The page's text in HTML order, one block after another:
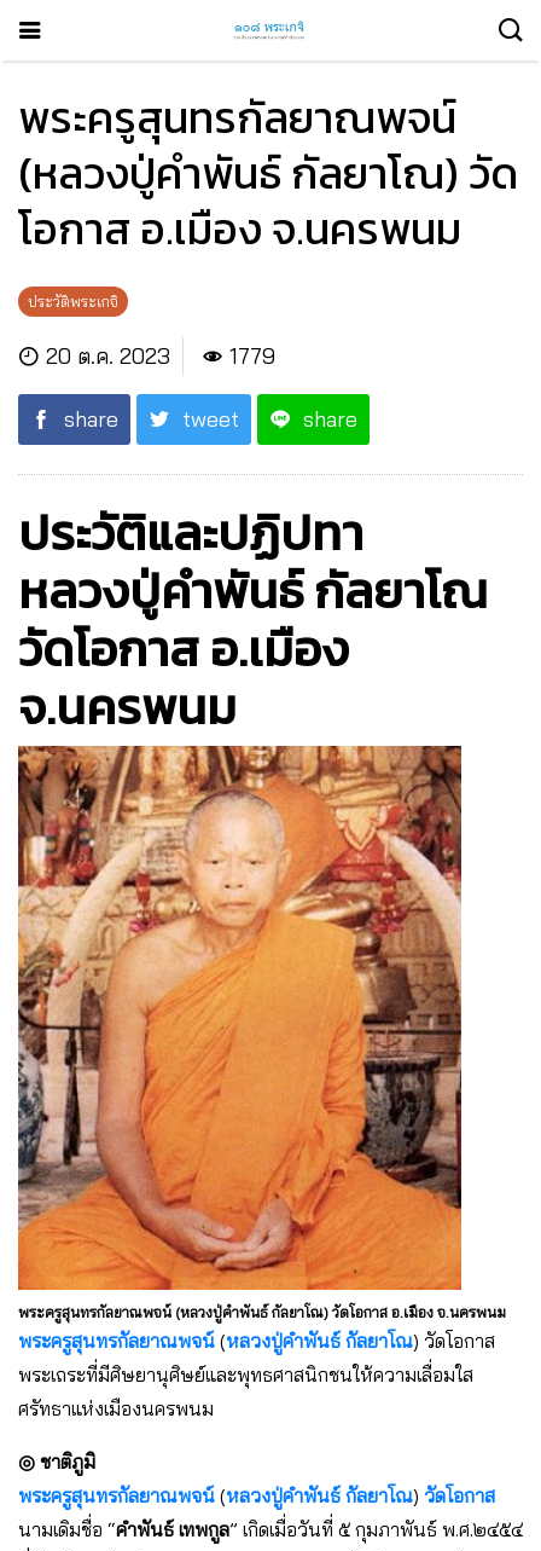
พระครูสุนทรกัลยาณพจน์
(หลวงปู่คำพันธ์ กัลยาโณ) วัด
โอกาส อ.เมือง จ.นครพนม
ประวัติพระเกจิ
20 ต.ค. 2023 1779
share tweet share
ประวัติและปฏิปทา
หลวงปู่คำพันธ์ กัลยาโณ
วัดโอกาส อ.เมือง
จ.นครพนม
พระครูสุนทรกัลยาณพจน์ (หลวงปู่คำพันธ์ กัลยาโณ) วัดโอกาส อ.เมือง จ.นครพนม
พระครูสุนทรกัลยาณพจน์ (หลวงปู่คำพันธ์ กัลยาโณ) วัดโอกาส
พระเถระที่มีศิษยานุศิษย์และพุทธศาสนิกชนให้ความเลื่อมใส
ศรัทธาแห่งเมืองนครพนม
◎ ชาติภูมิ
พระครูสุนทรกัลยาณพจน์ (หลวงปู่คำพันธ์ กัลยาโณ) วัดโอกาส
นามเดิมชื่อ “คำพันธ์ เทพกูล” เกิดเมื่อวันที่ ๕ กุมภาพันธ์ พ.ศ.๒๔๕๔